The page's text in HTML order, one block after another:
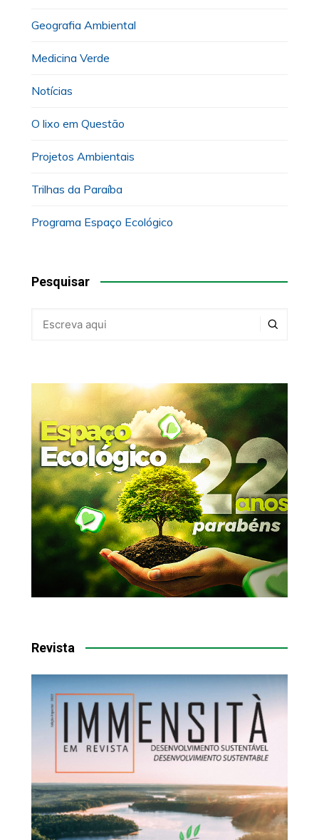
Geografia Ambiental
Medicina Verde
Notícias
O lixo em Questão
Projetos Ambientais
Trilhas da Paraíba
Programa Espaço Ecológico
Pesquisar
Revista